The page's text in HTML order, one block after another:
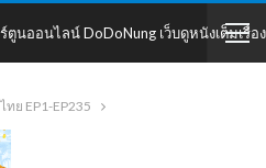
นออนไลน์ DoDoNung เว็บดูหนังเต็มเรื่อง
ย EP1-EP235